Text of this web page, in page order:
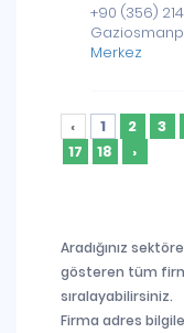
+90 (356) 214
Merkez
‹ 1 2 3
17
18 ›
Aradığınız
gösteren tüm
sıralayabilirsiniz.
Firma adres